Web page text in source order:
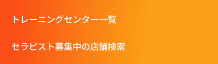
トレーニングセンター一覧
セラピスト募集中の店舗検索